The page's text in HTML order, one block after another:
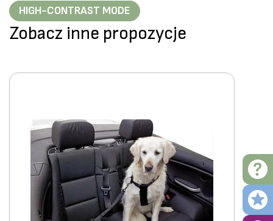
HIGH-CONTRAST MODE
Zobacz inne propozycje